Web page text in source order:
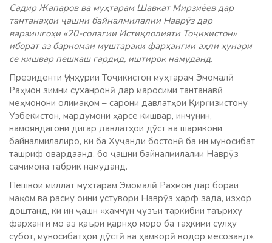
Садир Жапаров ва муҳтарам Шавкат Мирзиёев дар
тантанаҳои ҷашни байналмилалии Наврӯз дар
варзишгоҳи «20-солагии Истиқлолияти Тоҷикистон»
иборат аз барномаи муштараки фарҳангии аҳли ҳунари
се кишвар пешкаш гардид, иштирок намуданд.
Президенти Ҷумҳурии Тоҷикистон муҳтарам Эмомалӣ
Раҳмон зимни суханронӣ дар маросими тантанавӣ
меҳмонони олимақом – сарони давлатҳои Қирғизистону
Узбекистон, мардумони ҳарсе кишвар, инчунин,
намояндагони дигар давлатҳои дӯст ва шарикони
байналмилалиро, ки ба Хуҷанди бостонӣ ба ин муносибат
ташриф овардаанд, бо ҷашни байналмилалии Наврӯз
самимона табрик намуданд.
Пешвои миллат муҳтарам Эмомалӣ Раҳмон дар бораи
мақом ва расму оини устувори Наврӯз ҳарф зада, изҳор
доштанд, ки ин ҷашн «ҳамчун ҷузъи таркибии таъриху
фарҳанги мо аз қаъри қарнҳо моро ба таҳкими сулҳу
субот, муносибатҳои дӯстӣ ва ҳамкорӣ водор месозанд».